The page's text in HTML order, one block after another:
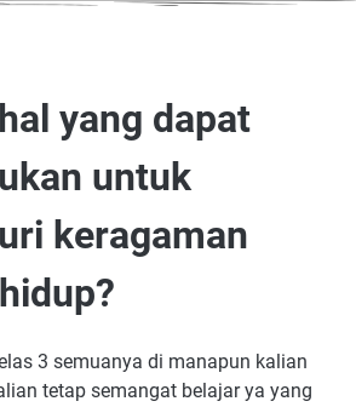
yang dapat
untuk
keragaman
3 semuanya di manapun kalian
tetap semangat belajar ya yang